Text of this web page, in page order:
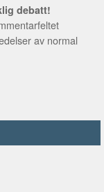
debatt!
av normal